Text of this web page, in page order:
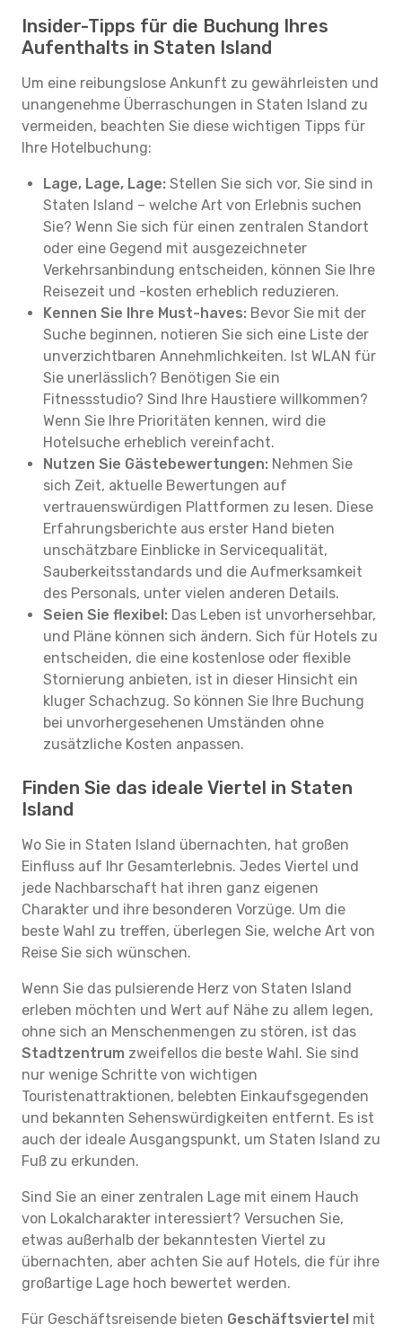
Insider-Tipps für die Buchung Ihres
Aufenthalts in Staten Island
Um eine reibungslose Ankunft zu gewährleisten und
unangenehme Überraschungen in Staten Island zu
vermeiden, beachten Sie diese wichtigen Tipps für
Ihre Hotelbuchung:
Lage, Lage, Lage: Stellen Sie sich vor, Sie sind in
Staten Island – welche Art von Erlebnis suchen
Sie? Wenn Sie sich für einen zentralen Standort
oder eine Gegend mit ausgezeichneter
Verkehrsanbindung entscheiden, können Sie Ihre
Reisezeit und -kosten erheblich reduzieren.
Kennen Sie Ihre Must-haves: Bevor Sie mit der
Suche beginnen, notieren Sie sich eine Liste der
unverzichtbaren Annehmlichkeiten. Ist WLAN für
Sie unerlässlich? Benötigen Sie ein
Fitnessstudio? Sind Ihre Haustiere willkommen?
Wenn Sie Ihre Prioritäten kennen, wird die
Hotelsuche erheblich vereinfacht.
Nutzen Sie Gästebewertungen: Nehmen Sie
sich Zeit, aktuelle Bewertungen auf
vertrauenswürdigen Plattformen zu lesen. Diese
Erfahrungsberichte aus erster Hand bieten
unschätzbare Einblicke in Servicequalität,
Sauberkeitsstandards und die Aufmerksamkeit
des Personals, unter vielen anderen Details.
Seien Sie flexibel: Das Leben ist unvorhersehbar,
und Pläne können sich ändern. Sich für Hotels zu
entscheiden, die eine kostenlose oder flexible
Stornierung anbieten, ist in dieser Hinsicht ein
kluger Schachzug. So können Sie Ihre Buchung
bei unvorhergesehenen Umständen ohne
zusätzliche Kosten anpassen.
Finden Sie das ideale Viertel in Staten
Island
Wo Sie in Staten Island übernachten, hat großen
Einfluss auf Ihr Gesamterlebnis. Jedes Viertel und
jede Nachbarschaft hat ihren ganz eigenen
Charakter und ihre besonderen Vorzüge. Um die
beste Wahl zu treffen, überlegen Sie, welche Art von
Reise Sie sich wünschen.
Wenn Sie das pulsierende Herz von Staten Island
erleben möchten und Wert auf Nähe zu allem legen,
ohne sich an Menschenmengen zu stören, ist das
Stadtzentrum zweifellos die beste Wahl. Sie sind
nur wenige Schritte von wichtigen
Touristenattraktionen, belebten Einkaufsgegenden
und bekannten Sehenswürdigkeiten entfernt. Es ist
auch der ideale Ausgangspunkt, um Staten Island zu
Fuß zu erkunden.
Sind Sie an einer zentralen Lage mit einem Hauch
von Lokalcharakter interessiert? Versuchen Sie,
etwas außerhalb der bekanntesten Viertel zu
übernachten, aber achten Sie auf Hotels, die für ihre
großartige Lage hoch bewertet werden.
Für Geschäftsreisende bieten Geschäftsviertel mit